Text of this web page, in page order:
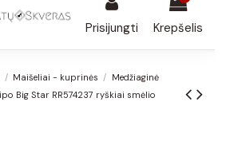
Prisijungti Krepšelis
Maišeliai - kuprinės
Medžiaginė
Big Star RR574237 ryškiai smėlio